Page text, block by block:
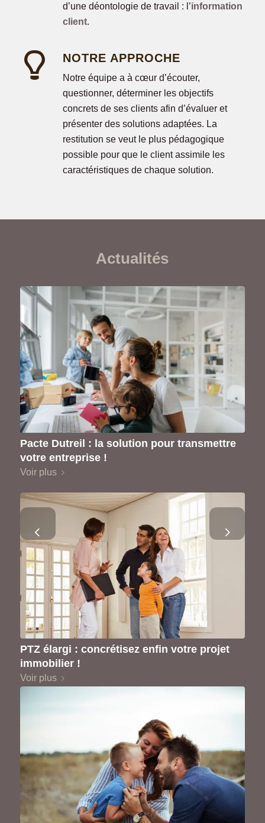
d’une déontologie de travail : l’information
client.
NOTRE APPROCHE
Notre équipe a à cœur d’écouter,
questionner, déterminer les objectifs
concrets de ses clients afin d’évaluer et
présenter des solutions adaptées. La
restitution se veut le plus pédagogique
possible pour que le client assimile les
caractéristiques de chaque solution.
Actualités
Pacte Dutreil : la solution pour transmettre
votre entreprise !
Voir plus
PTZ élargi : concrétisez enfin votre projet
immobilier !
Voir plus
Suivant